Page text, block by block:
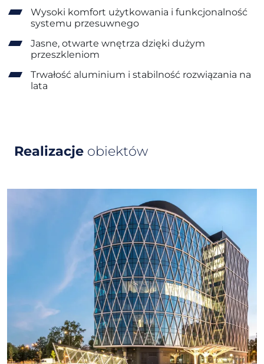
Wysoki komfort użytkowania i funkcjonalność
systemu przesuwnego
Jasne, otwarte wnętrza dzięki dużym
przeszkleniom
Trwałość aluminium i stabilność rozwiązania na
lata
Realizacje obiektów